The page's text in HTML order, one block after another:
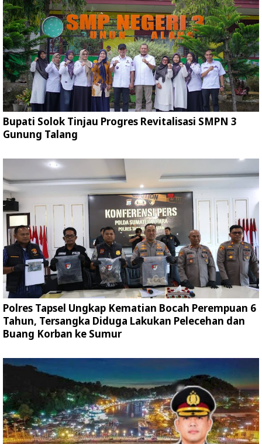
Bupati Solok Tinjau Progres Revitalisasi SMPN 3
Gunung Talang
Polres Tapsel Ungkap Kematian Bocah Perempuan 6
Tahun, Tersangka Diduga Lakukan Pelecehan dan
Buang Korban ke Sumur